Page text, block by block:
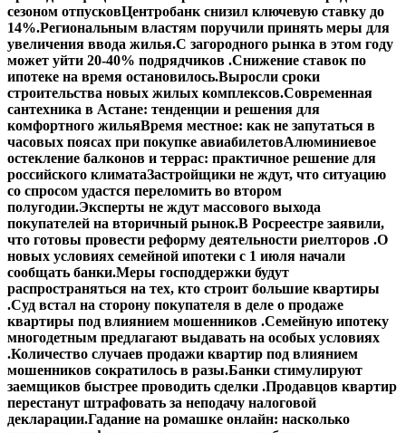
сезоном отпусковЦентробанк снизил ключевую ставку до
14%.Региональным властям поручили принять меры для
увеличения ввода жилья.С загородного рынка в этом году
может уйти 20-40% подрядчиков .Снижение ставок по
ипотеке на время остановилось.Выросли сроки
строительства новых жилых комплексов.Современная
сантехника в Астане: тенденции и решения для
комфортного жильяВремя местное: как не запутаться в
часовых поясах при покупке авиабилетовАлюминиевое
остекление балконов и террас: практичное решение для
российского климатаЗастройщики не ждут, что ситуацию
со спросом удастся переломить во втором
полугодии.Эксперты не ждут массового выхода
покупателей на вторичный рынок.В Росреестре заявили,
что готовы провести реформу деятельности риелторов .О
новых условиях семейной ипотеки с 1 июля начали
сообщать банки.Меры господдержки будут
распространяться на тех, кто строит большие квартиры
.Суд встал на сторону покупателя в деле о продаже
квартиры под влиянием мошенников .Семейную ипотеку
многодетным предлагают выдавать на особых условиях
.Количество случаев продажи квартир под влиянием
мошенников сократилось в разы.Банки стимулируют
заемщиков быстрее проводить сделки .Продавцов квартир
перестанут штрафовать за неподачу налоговой
декларации.Гадание на ромашке онлайн: насколько